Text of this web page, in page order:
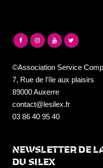
©Association Service
7, Rue de l'île aux plaisirs
89000 Auxerre
contact@lesilex.fr
03 86 40 95 40
NEWSLETTER DE
DU SILEX